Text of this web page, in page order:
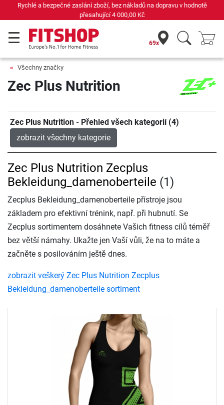
Rychlé a bezpečné zaslání zboží, bez nákladů na dopravu v hodnotě
přesahující4 000,00 Kč
69x
Všechny značky
Zec Plus Nutrition
Zec Plus Nutrition - Přehled všech kategorií (4)
zobrazit všechny kategorie
Zec Plus Nutrition Zecplus
Bekleidung_damenoberteile (1)
Zecplus Bekleidung_damenoberteile přístroje jsou
základem pro efektivní trénink, např. při hubnutí. Se
Zecplus sortimentem dosáhnete Vašich fitness cílů téměř
bez větší námahy. Ukažte jen Vaší vůli, že na to máte a
začněte s posilováním ještě dnes.
zobrazit veškerý Zec Plus Nutrition Zecplus
Bekleidung_damenoberteile sortiment